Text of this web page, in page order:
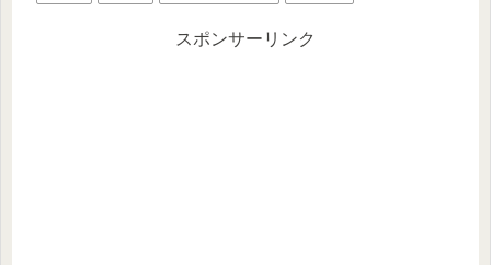
スポンサーリンク